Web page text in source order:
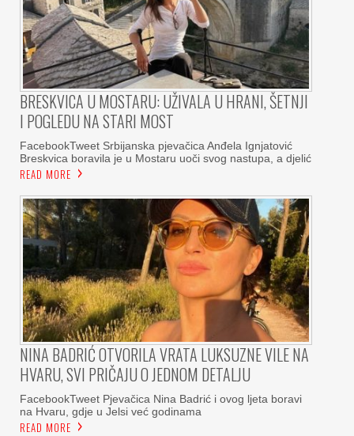
BRESKVICA U MOSTARU: UŽIVALA U HRANI, ŠETNJI
I POGLEDU NA STARI MOST
FacebookTweet Srbijanska pjevačica Anđela Ignjatović
Breskvica boravila je u Mostaru uoči svog nastupa, a djelić
READ MORE
NINA BADRIĆ OTVORILA VRATA LUKSUZNE VILE NA
HVARU, SVI PRIČAJU O JEDNOM DETALJU
FacebookTweet Pjevačica Nina Badrić i ovog ljeta boravi
na Hvaru, gdje u Jelsi već godinama
READ MORE